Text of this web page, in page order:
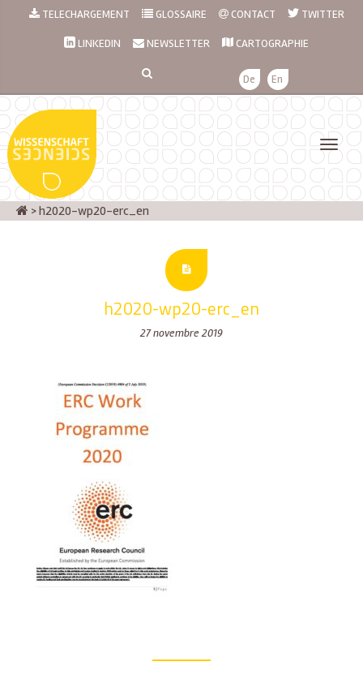
TELECHARGEMENT GLOSSAIRE CONTACT TWITTER
LINKEDIN NEWSLETTER CARTOGRAPHIE
De En
>h2020-wp20-erc_en
h2020-wp20-erc_en
27 novembre 2019